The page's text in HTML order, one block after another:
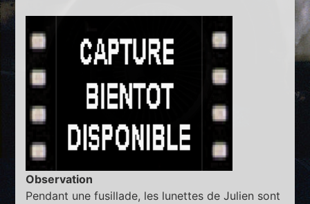
Observation
Pendant une fusillade, les lunettes de Julien sont